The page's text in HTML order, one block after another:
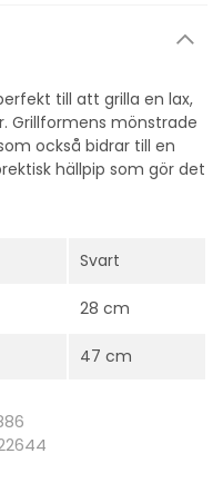
till att grilla en lax,
Grillformens mönstrade
också bidrar till en
hällpip som gör det
Svart
28 cm
47 cm